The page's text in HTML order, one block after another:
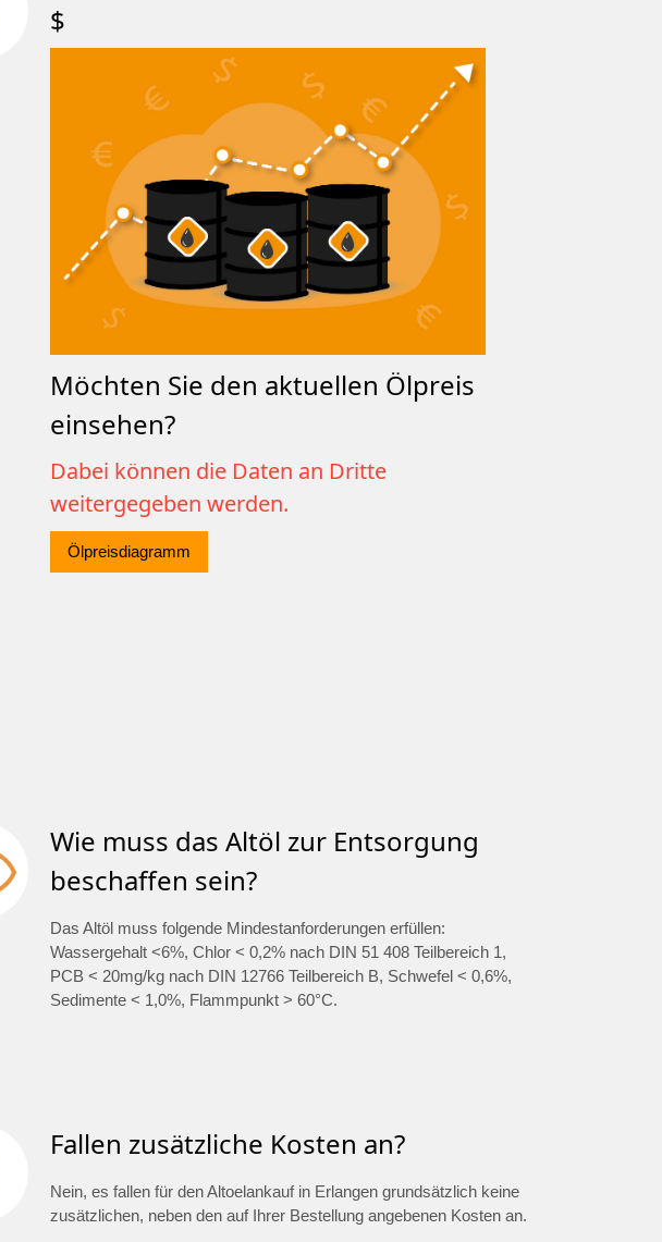
$
Möchten Sie den aktuellen Ölpreis
einsehen?
Dabei können die Daten an Dritte
weitergegeben werden.
Ölpreisdiagramm
Wie muss das Altöl zur Entsorgung
beschaffen sein?
Das Altöl muss folgende Mindestanforderungen erfüllen:
Wassergehalt <6%, Chlor < 0,2% nach DIN 51 408 Teilbereich 1,
PCB < 20mg/kg nach DIN 12766 Teilbereich B, Schwefel < 0,6%,
Sedimente < 1,0%, Flammpunkt > 60°C.
Fallen zusätzliche Kosten an?
Nein, es fallen für den Altoelankauf in Erlangen grundsätzlich keine
zusätzlichen, neben den auf Ihrer Bestellung angebenen Kosten an.